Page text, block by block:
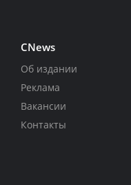
CNews
Об издании
Реклама
Вакансии
Контакты